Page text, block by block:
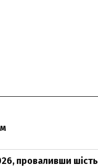
проваливши шість